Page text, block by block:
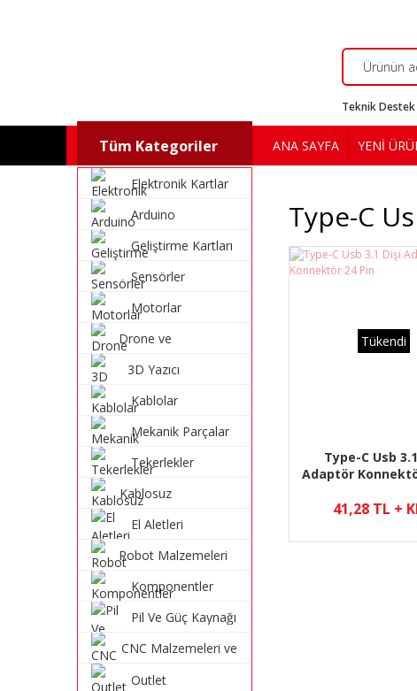
Teknik
Tüm Kategoriler
Elektronik Kartlar
Arduino
Geliştirme Kartları
Sensörler
Motorlar
Drone ve
Malzemeleri
3D Yazıcı
Kablolar
Mekanik Parçalar
Tekerlekler
Kablosuz
Sistemleri
El Aletleri
Robot Malzemeleri
Komponentler
Pil Ve Güç Kaynağı
CNC Malzemeleri ve
Outlet
ANA SAYFA YENİ
Type-C
Tükendi
Type-C Usb
Adaptör
41,28 TL +